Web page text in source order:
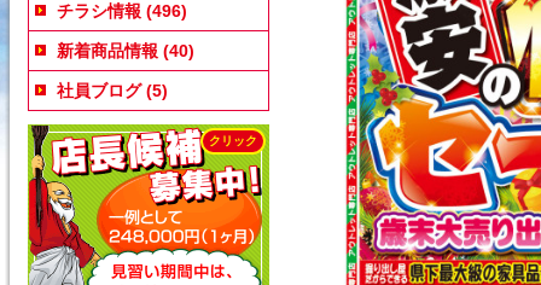
チラシ情報 (496)
新着商品情報 (40)
社員ブログ(5)